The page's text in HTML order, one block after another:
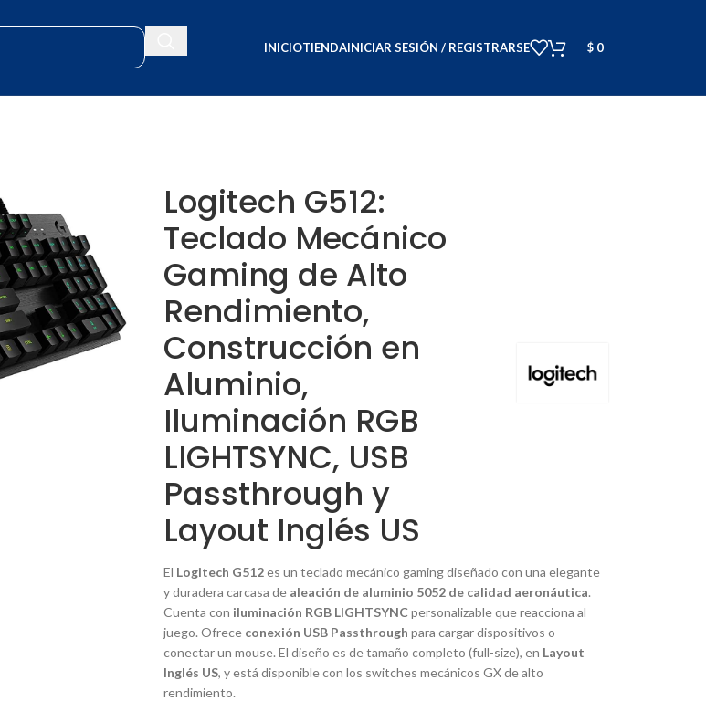
INICIOTIENDAINICIAR SESIÓN / REGISTRARSE $ 0
Logitech G512:
Teclado Mecánico
Gaming de Alto
Rendimiento,
Construcción en
Aluminio,
Iluminación RGB
LIGHTSYNC, USB
Passthrough y
Layout Inglés US
El Logitech G512es un teclado mecánico gamingdiseñado con una elegante
y duradera carcasa de aleación de aluminio 5052 de calidad aeronáutica.
Cuenta con iluminación RGB LIGHTSYNC personalizable que reacciona al
juego. Ofrece conexión USB Passthrough para cargar dispositivos o
conectar unmouse. El diseño es de tamaño completo (full-size), en Layout
Inglés US, y está disponible con los switches mecánicos GX de alto
rendimiento.